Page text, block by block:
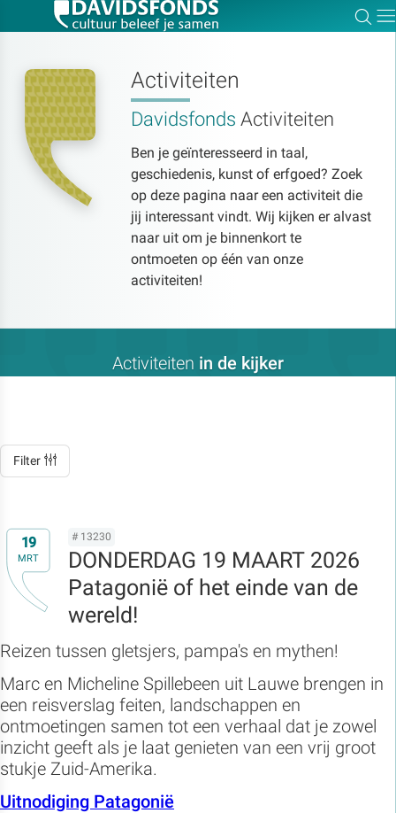
Activiteiten
Davidsfonds Activiteiten
Ben je geïnteresseerd in taal,
geschiedenis, kunst of erfgoed? Zoek
op deze pagina naar een activiteit die
jij interessant vindt. Wij kijken er alvast
naar uit om je binnenkort te
ontmoeten op één van onze
activiteiten!
Activiteiten in de kijker
Filter
19
MRT
# 13230
DONDERDAG 19 MAART 2026
Patagonië of het einde van de
wereld!
Reizen tussen gletsjers, pampa's en mythen!
Marc en Micheline Spillebeen uit Lauwe brengen in
een reisverslag feiten, landschappen en
ontmoetingen samen tot een verhaal dat je zowel
inzicht geeft als je laat genieten van een vrij groot
stukje Zuid-Amerika.
Uitnodiging Patagonië
Zoek:
Zoeken